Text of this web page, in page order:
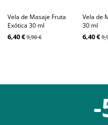
Vela de Masaje Fruta
Exótica 30 ml
6,40 €9,90 €
Vela de
30 ml
6,40 €